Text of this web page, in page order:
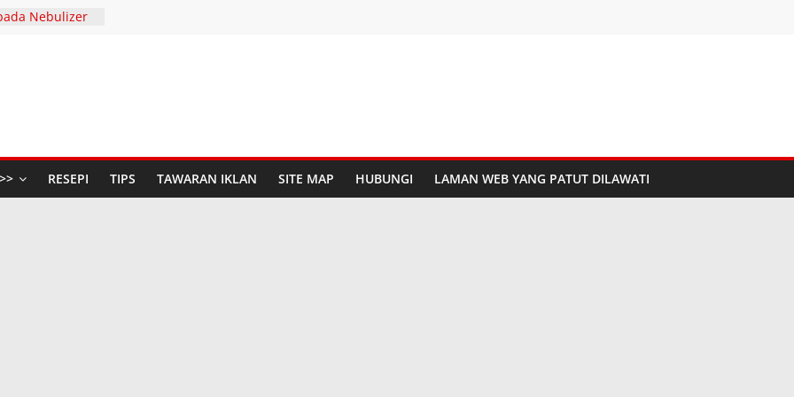
Nebulizer
/ 2026
Anda di The
Raya dengan
RESEPI TIPS TAWARAN IKLAN SITE MAP HUBUNGI LAMAN WEB YANG PATUT DILAWATI